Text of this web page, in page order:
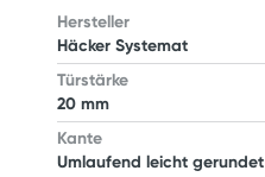
Hersteller
Häcker Systemat
Türstärke
20 mm
Kante
Umlaufend leicht gerundet